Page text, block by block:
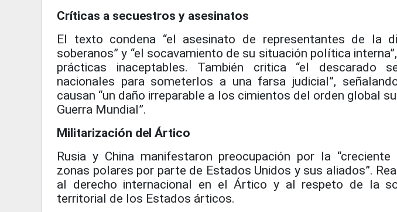
Críticas a secuestros y asesinatos
El texto condena “el asesinato de representantes de la
soberanos” y “el socavamiento de su situación política
prácticas inaceptables. También critica “el descarado
nacionales para someterlos a una farsa judicial”,
causan “un daño irreparable a los cimientos del orden global
Guerra Mundial”.
Militarización del Ártico
Rusia y China manifestaron preocupación por la
zonas polares por parte de Estados Unidos y sus aliados”.
al derecho internacional en el Ártico y al respeto de la
territorial de los Estados árticos.